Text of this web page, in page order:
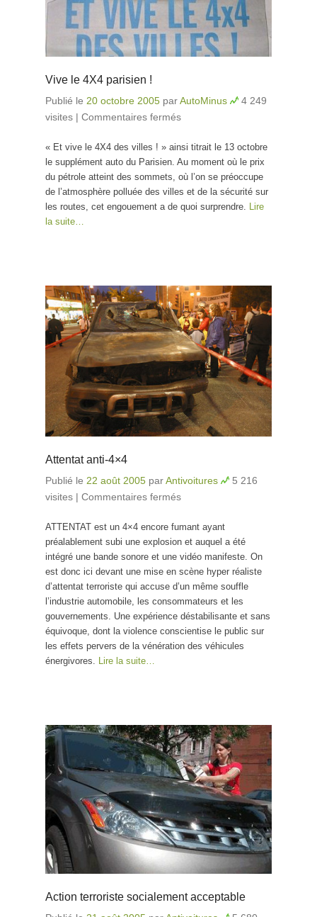
Vive le 4X4 parisien !
Publié le 20 octobre 2005 parAutoMinus
4 249
visites | Commentaires fermés
« Et vive le 4X4 des villes ! » ainsi titrait le 13 octobre
le supplément auto du Parisien. Au moment où le prix
du pétrole atteint des sommets, où l’on se préoccupe
de l’atmosphère polluée des villes et de la sécurité sur
les routes, cet engouement a de quoi surprendre. Lire
la suite…
Attentat anti-4×4
Publié le 22 août 2005 parAntivoitures
5 216
visites | Commentaires fermés
ATTENTAT est un 4×4 encore fumant ayant
préalablement subi une explosion et auquel a été
intégré une bande sonore et une vidéo manifeste. On
est donc ici devant une mise en scène hyper réaliste
d’attentat terroriste qui accuse d’un même souffle
l’industrie automobile, les consommateurs et les
gouvernements. Une expérience déstabilisante et sans
équivoque, dont la violence conscientise le public sur
les effets pervers de la vénération des véhicules
énergivores. Lire la suite…
Action terroriste socialement acceptable